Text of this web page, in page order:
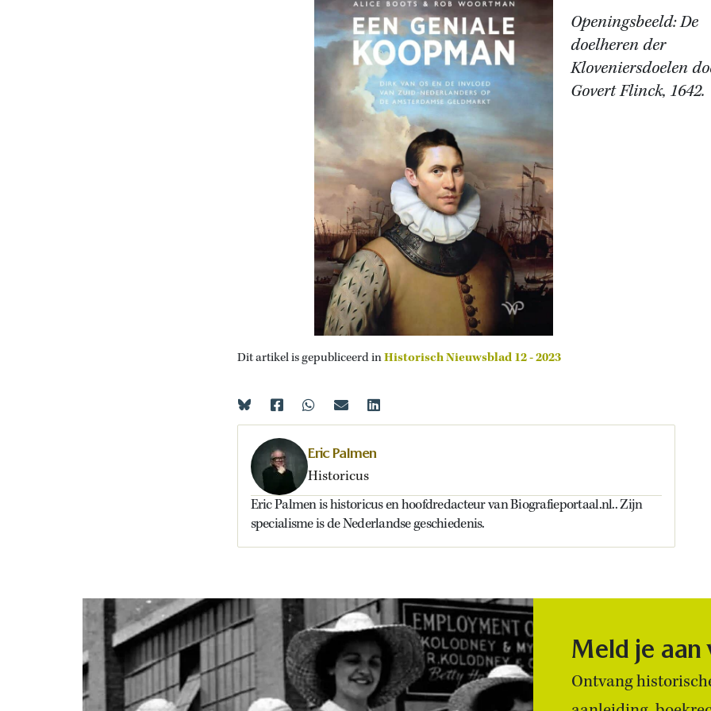
Openingsbeeld: De
doelheren der
Kloveniersdoelen
Govert Flinck, 1642.
Dit artikel is gepubliceerd inHistorisch Nieuwsblad 12 - 2023
Eric Palmen
Historicus
Eric Palmen is historicus en hoofdredacteur van Biografieportaal.nl.. Zijn
specialisme is de Nederlandse geschiedenis.
Meld je
Ontvang